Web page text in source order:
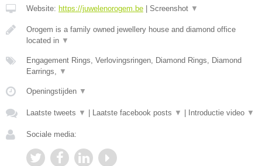
Website: https://juwelenorogem.be Screenshot ▼
Orogem is a family owned jewellery house and diamond office
located in ▼
Engagement Rings, Verlovingsringen, Diamond Rings, Diamond
Earrings, ▼
Openingstijden ▼
Laatste tweets ▼ Laatste facebook posts ▼ Introductie video ▼
Sociale media: